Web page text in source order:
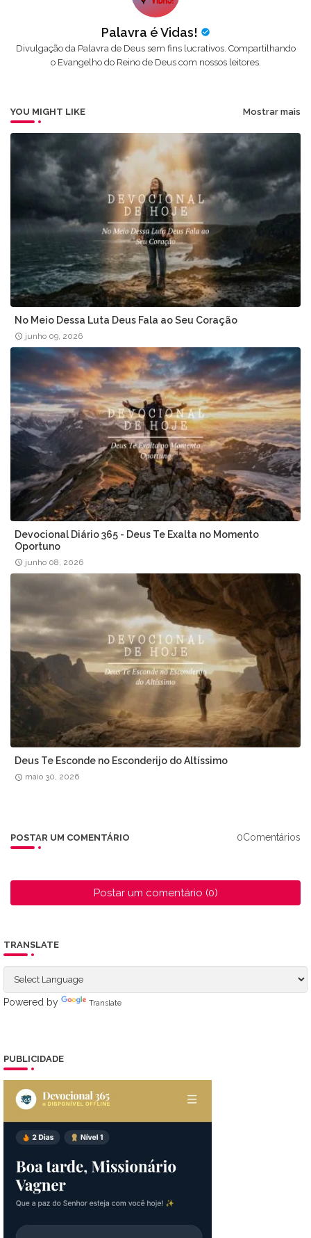
Palavra é Vidas!
Divulgação da Palavra de Deus sem fins lucrativos. Compartilhando
o Evangelho do Reino de Deus com nossos leitores.
YOU MIGHT LIKE Mostrar mais
No Meio Dessa Luta Deus Fala ao Seu Coração
junho 09, 2026
Devocional Diário 365 - Deus Te Exalta no Momento
Oportuno
junho 08, 2026
Deus Te Esconde no Esconderijo do Altíssimo
maio 30, 2026
POSTAR UM COMENTÁRIO 0Comentários
Postar um comentário (0)
TRANSLATE
Powered by Translate
PUBLICIDADE